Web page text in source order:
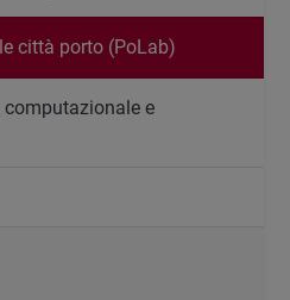
città porto (PoLab)
e